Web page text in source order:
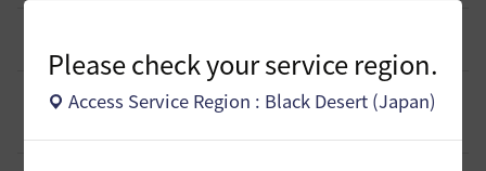
Please check your service region.
Access Service Region : Black Desert (Japan)
2026.04.11
3
【PvE】覚醒くノ一(KN) 狩り用：基本コンボ／ラバム（スキ
ル錬成）／スキル特化／小技まとめ（2026/03）